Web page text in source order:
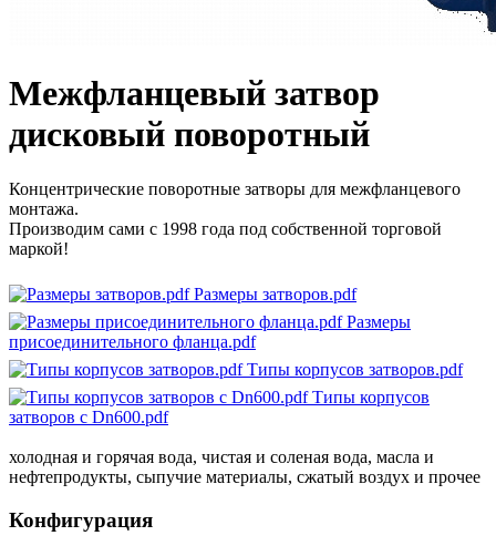
Межфланцевый затвор
дисковый поворотный
Концентрические поворотные затворы для межфланцевого
монтажа.
Производим сами с 1998 года под собственной торговой
маркой!
Размеры затворов.pdf
Размеры
присоединительного фланца.pdf
Типы корпусов затворов.pdf
Типы корпусов
затворов с Dn600.pdf
холодная и горячая вода, чистая и соленая вода, масла и
нефтепродукты, сыпучие материалы, сжатый воздух и прочее
Конфигурация